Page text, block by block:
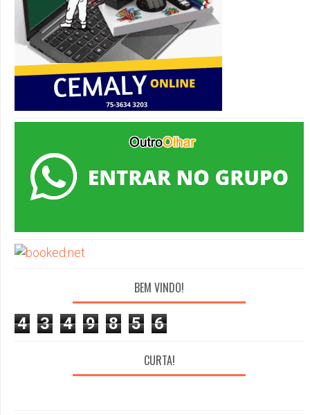
BEM VINDO!
4 3 4 9 8 5 6
CURTA!